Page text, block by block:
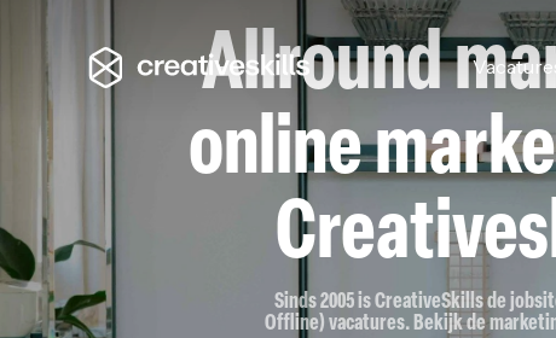
Allround
online
Sinds 2005 is CreativeSkills de
Offline) vacatures. Bekijk de